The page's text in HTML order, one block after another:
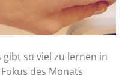
gibt so viel zu lernen in
des Monats